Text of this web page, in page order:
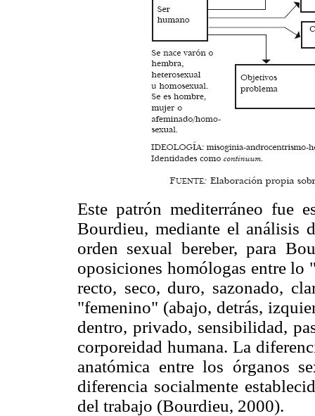
Este patrón mediterráneo fue
Bourdieu, mediante el análisis
orden sexual bereber, para
oposiciones homólogas entre lo
recto, seco, duro, sazonado,
"femenino" (abajo, detrás,
dentro, privado, sensibilidad,
corporeidad humana. La
anatómica entre los órganos
diferencia socialmente
del trabajo (Bourdieu, 2000).